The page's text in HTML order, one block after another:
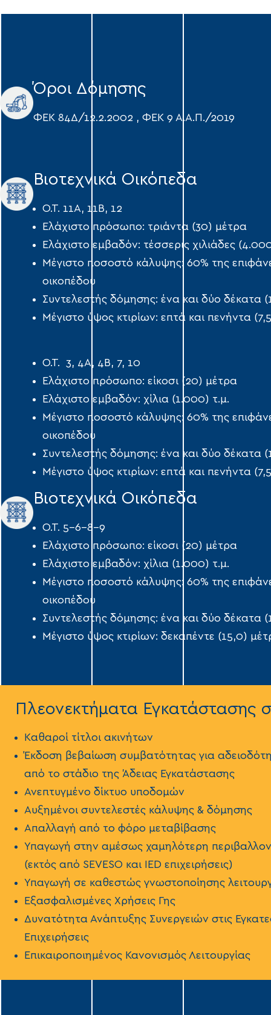
Όροι Δόμησης
ΦΕΚ 84Δ/12.2.2002 , ΦΕΚ 9 Α.Α.Π./2019
Βιοτεχνικά Οικόπεδα
Ο.Τ. 11Α, 11Β, 12
Ελάχιστο πρόσωπο: τριάντα (30) μέτρα
Ελάχιστο εμβαδόν: τέσσερις χιλιάδες
Μέγιστο ποσοστό κάλυψης: 60% της
οικοπέδου
Συντελεστής δόμησης: ένα και δύο δέκατα
Μέγιστο ύψος κτιρίων: επτά και πενήντα
Ο.Τ. 3, 4Α, 4Β, 7, 10
Ελάχιστο πρόσωπο: είκοσι (20) μέτρα
Ελάχιστο εμβαδόν: χίλια (1.000) τ.µ.
Μέγιστο ποσοστό κάλυψης: 60% της
οικοπέδου
Συντελεστής δόμησης: ένα και δύο δέκατα
Μέγιστο ύψος κτιρίων: επτά και πενήντα
Βιοτεχνικά Οικόπεδα
Ο.Τ. 5-6-8-9
Ελάχιστο πρόσωπο: είκοσι (20) μέτρα
Ελάχιστο εμβαδόν: χίλια (1.000) τ.µ.
Μέγιστο ποσοστό κάλυψης: 60% της
οικοπέδου
Συντελεστής δόμησης: ένα και δύο δέκατα
Μέγιστο ύψος κτιρίων: δεκαπέντε (15,0)
Πλεονεκτήματα Εγκατάστασης
Kαθαροί τίτλοι ακινήτων
Έκδοση βεβαίωση συμβατότητας για
από το στάδιο της Άδειας Εγκατάστασης
Ανεπτυγμένο δίκτυο υποδομών
Αυξημένοι συντελεστές κάλυψης & δόμησης
Απαλλαγή από το φόρο μεταβίβασης
Υπαγωγή στην αμέσως χαμηλότερη
(εκτός από SEVESO και IED επιχειρήσεις)
Υπαγωγή σε καθεστώς γνωστοποίησης
Εξασφαλισμένες Χρήσεις Γης
Δυνατότητα Ανάπτυξης Συνεργειών στις
Επιχειρήσεις
Επικαιροποιημένος Κανονισμός Λειτουργίας